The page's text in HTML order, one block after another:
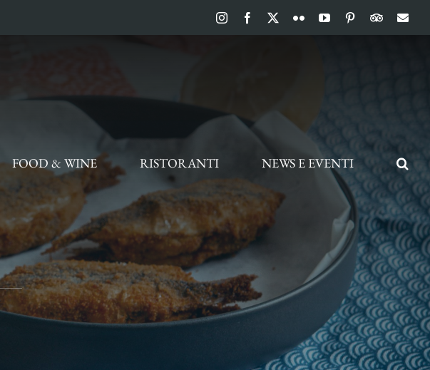
InstagramFacebook FlickrYouTubePinterest
FOOD & WINE RISTORANTI NEWS E EVENTI